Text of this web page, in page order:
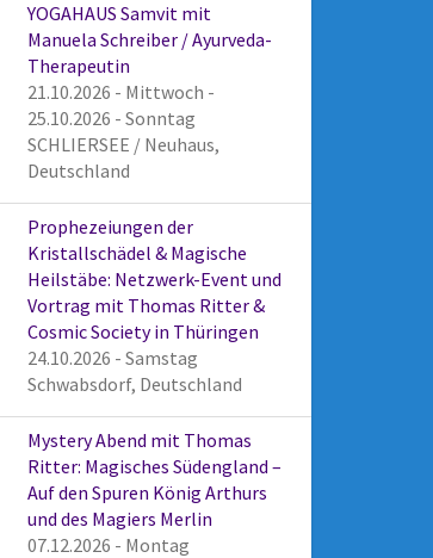
YOGAHAUS Samvit mit
Manuela Schreiber / Ayurveda-
Therapeutin
21.10.2026 - Mittwoch -
25.10.2026 - Sonntag
SCHLIERSEE / Neuhaus,
Deutschland
Prophezeiungen der
Kristallschädel & Magische
Heilstäbe: Netzwerk-Event und
Vortrag mit Thomas Ritter &
Cosmic Society in Thüringen
24.10.2026 - Samstag
Schwabsdorf, Deutschland
Mystery Abend mit Thomas
Ritter: Magisches Südengland –
Auf den Spuren König Arthurs
und des Magiers Merlin
07.12.2026 - Montag